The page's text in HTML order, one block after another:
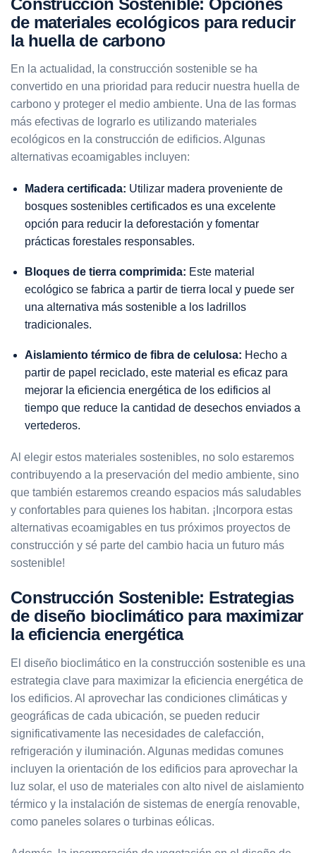
Construcción Sostenible: Opciones
de materiales ecológicos para reducir
la huella de carbono
En la actualidad, la construcción sostenible se ha
convertido en una prioridad para reducir nuestra huella de
carbono y proteger el medio ambiente. Una de las formas
más efectivas de lograrlo es utilizando materiales
ecológicos en la construcción de edificios. Algunas
alternativas ecoamigables incluyen:
Madera certificada: Utilizar madera proveniente de
bosques sostenibles certificados es una excelente
opción para reducir la deforestación y fomentar
prácticas forestales responsables.
Bloques de tierra comprimida: Este material
ecológico se fabrica a partir de tierra local y puede ser
una alternativa más sostenible a los ladrillos
tradicionales.
Aislamiento térmico de fibra de celulosa: Hecho a
partir de papel reciclado, este material es eficaz para
mejorar la eficiencia energética de los edificios al
tiempo que reduce la cantidad de desechos enviados a
vertederos.
Al elegir estos materiales sostenibles, no solo estaremos
contribuyendo a la preservación del medio ambiente, sino
que también estaremos creando espacios más saludables
y confortables para quienes los habitan. ¡Incorpora estas
alternativas ecoamigables en tus próximos proyectos de
construcción y sé parte del cambio hacia un futuro más
sostenible!
Construcción Sostenible: Estrategias
de diseño bioclimático para maximizar
la eficiencia energética
El diseño bioclimático en la construcción sostenible es una
estrategia clave para maximizar la eficiencia energética de
los edificios. Al aprovechar las condiciones climáticas y
geográficas de cada ubicación, se pueden reducir
significativamente las necesidades de calefacción,
refrigeración y iluminación. Algunas medidas comunes
incluyen la orientación de los edificios para aprovechar la
luz solar, el uso de materiales con alto nivel de aislamiento
térmico y la instalación de sistemas de energía renovable,
como paneles solares o turbinas eólicas.